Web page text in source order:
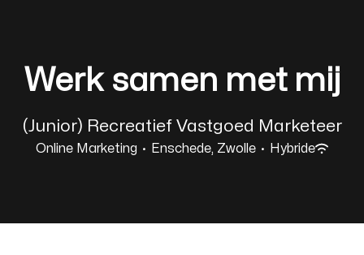
Werk samen met mij
(Junior) Recreatief Vastgoed Marketeer
Online Marketing · Enschede, Zwolle · Hybride